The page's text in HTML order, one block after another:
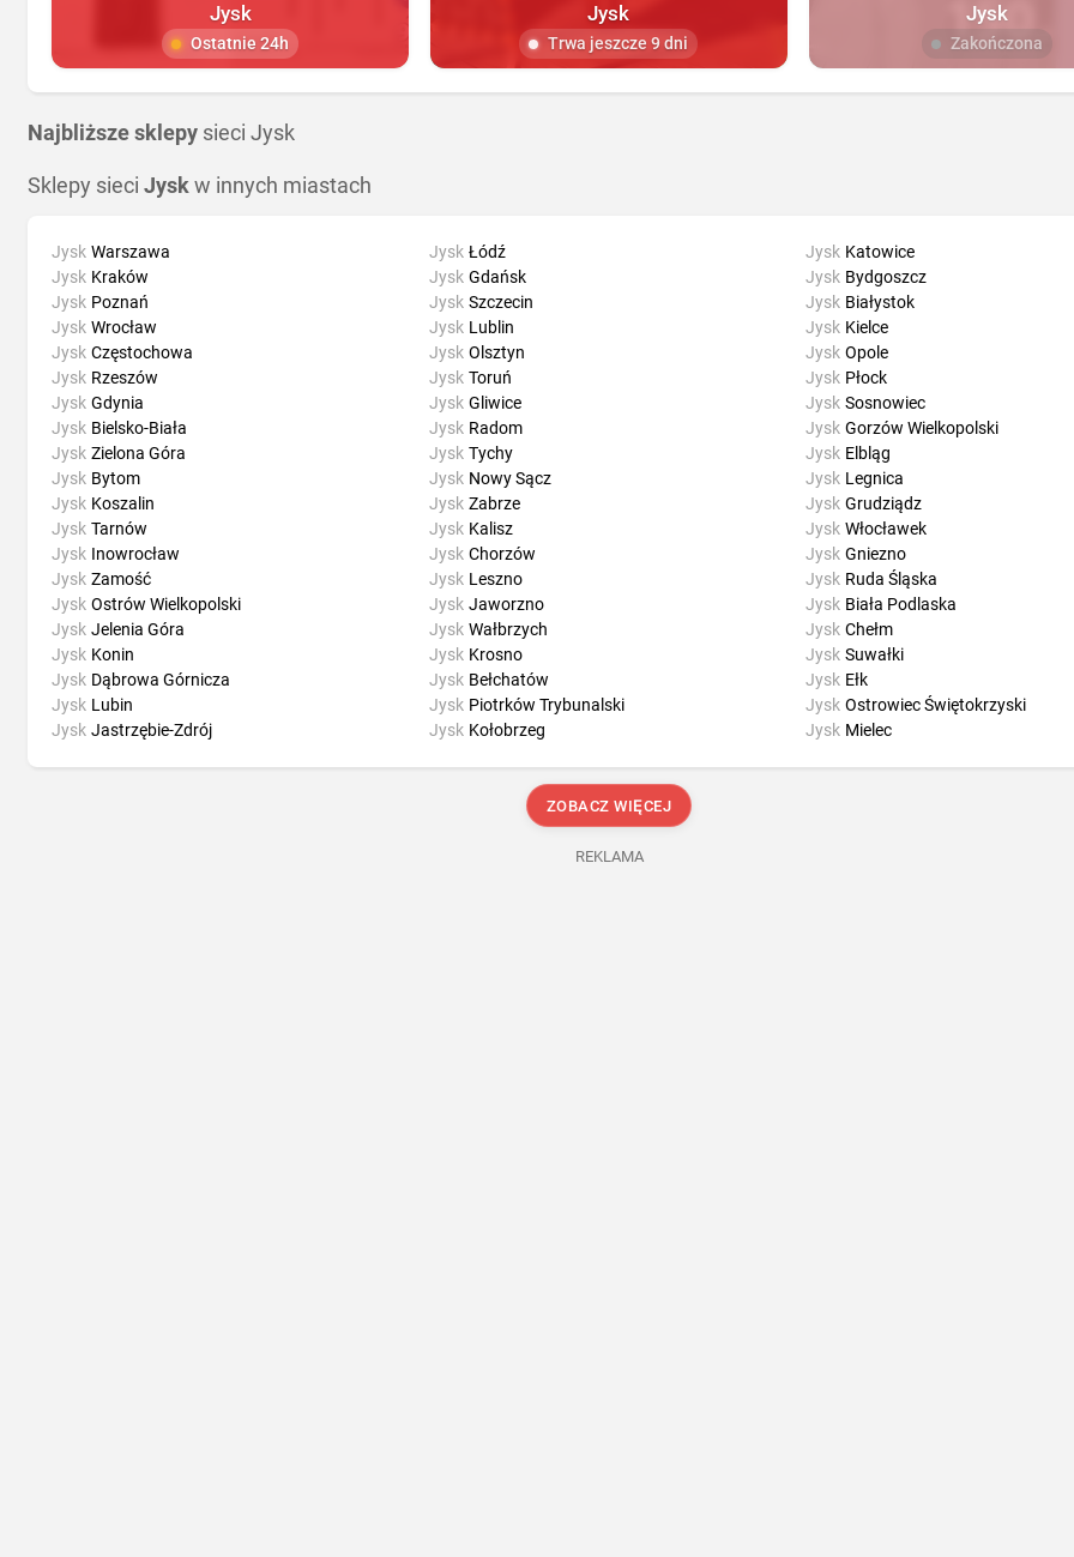
Jysk
Ostatnie 24h
Jysk
Trwa jeszcze 9 dni
Jysk
Zakończona
Najbliższe sklepy sieci Jysk
Sklepy sieci Jysk w innych miastach
Jysk Warszawa
Jysk Kraków
Jysk Poznań
Jysk Wrocław
Jysk Łódź
Jysk Gdańsk
Jysk Szczecin
Jysk Lublin
Jysk Katowice
Jysk Bydgoszcz
Jysk Białystok
Jysk Kielce
Jysk Częstochowa
Jysk Rzeszów
Jysk Gdynia
Jysk Bielsko-Biała
Jysk Olsztyn
Jysk Toruń
Jysk Gliwice
Jysk Radom
Jysk Opole
Jysk Płock
Jysk Sosnowiec
Jysk Gorzów Wielkopolski
Jysk Zielona Góra
Jysk Bytom
Jysk Koszalin
Jysk Tarnów
Jysk Tychy
Jysk Nowy Sącz
Jysk Zabrze
Jysk Kalisz
Jysk Elbląg
Jysk Legnica
Jysk Grudziądz
Jysk Włocławek
Jysk Inowrocław
Jysk Zamość
Jysk Ostrów Wielkopolski
Jysk Jelenia Góra
Jysk Chorzów
Jysk Leszno
Jysk Jaworzno
Jysk Wałbrzych
Jysk Gniezno
Jysk Ruda Śląska
Jysk Biała Podlaska
Jysk Chełm
Jysk Konin
Jysk Dąbrowa Górnicza
Jysk Lubin
Jysk Jastrzębie-Zdrój
Jysk Krosno
Jysk Bełchatów
Jysk Piotrków Trybunalski
Jysk Kołobrzeg
Jysk Suwałki
Jysk Ełk
Jysk Ostrowiec Świętokrzyski
Jysk Mielec
ZOBACZ WIĘCEJ
REKLAMA